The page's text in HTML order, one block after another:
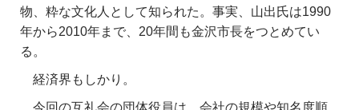
物、粋な文化人として知られた。事実、山出氏は1990
年から2010年まで、20年間も金沢市長をつとめてい
る。
経済界もしかり。
今回の互礼会の団体役員は、会社の規模や知名度順